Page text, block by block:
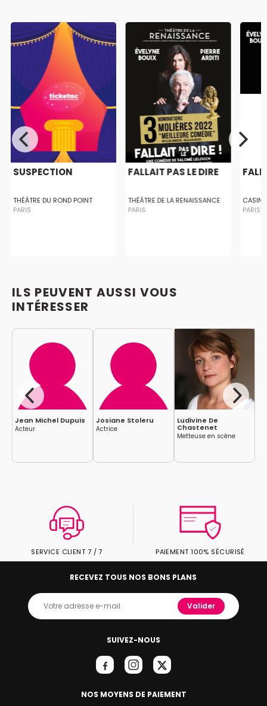
SUSPECTION
THÉÂTRE DU ROND POINT
PARIS
FALLAIT PAS LE DIRE
THÉÂTRE DE LA RENAISSANCE
PARIS
PARIS
ILS PEUVENT AUSSI VOUS
INTÉRESSER
Jean Michel Dupuis
Acteur
Josiane Stoleru
Actrice
Ludivine De
Chastenet
Metteuse en scène
SERVICE CLIENT 7 / 7 PAIEMENT 100% SÉCURISÉ
SUIVEZ-NOUS
NOS MOYENS DE PAIEMENT
RECEVEZ TOUS NOS BONS PLANS
Valider